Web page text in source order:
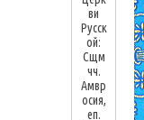
ви
Русск
ой:
Сщм
чч.
Амвр
осия,
еп.